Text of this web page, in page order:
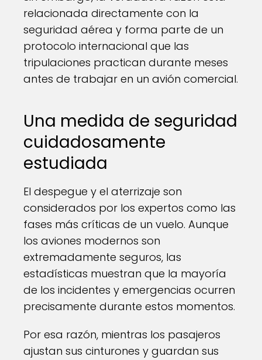
relacionada directamente con la
seguridad aérea y forma parte de un
protocolo internacional que las
tripulaciones practican durante meses
antes de trabajar en un avión comercial.
Una medida de seguridad
cuidadosamente
estudiada
El despegue y el aterrizaje son
considerados por los expertos como las
fases más críticas de un vuelo. Aunque
los aviones modernos son
extremadamente seguros, las
estadísticas muestran que la mayoría
de los incidentes y emergencias ocurren
precisamente durante estos momentos.
Por esa razón, mientras los pasajeros
ajustan sus cinturones y guardan sus